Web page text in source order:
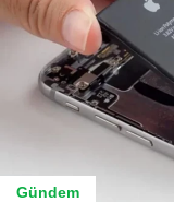
Gündem